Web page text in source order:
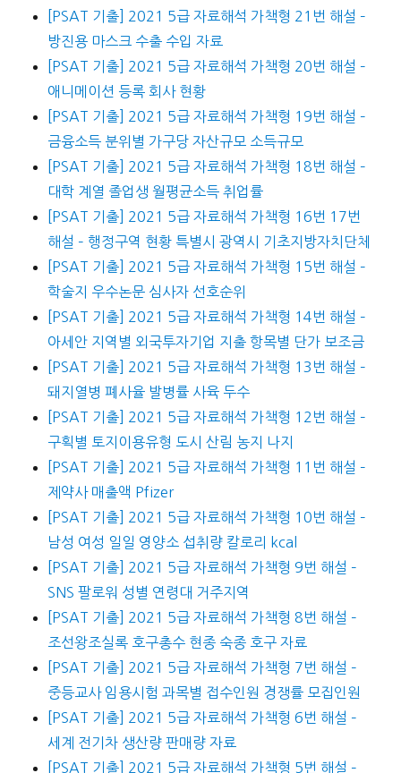
[PSAT 기출] 2021 5급 자료해석 가책형 21번 해설 –
방진용 마스크 수출 수입 자료
[PSAT 기출] 2021 5급 자료해석 가책형 20번 해설 –
애니메이션 등록 회사 현황
[PSAT 기출] 2021 5급 자료해석 가책형 19번 해설 –
금융소득 분위별 가구당 자산규모 소득규모
[PSAT 기출] 2021 5급 자료해석 가책형 18번 해설 –
대학 계열 졸업생 월평균소득 취업률
[PSAT 기출] 2021 5급 자료해석 가책형 16번 17번
해설 – 행정구역 현황 특별시 광역시 기초지방자치단체
[PSAT 기출] 2021 5급 자료해석 가책형 15번 해설 –
학술지 우수논문 심사자 선호순위
[PSAT 기출] 2021 5급 자료해석 가책형 14번 해설 –
아세안 지역별 외국투자기업 지출 항목별 단가 보조금
[PSAT 기출] 2021 5급 자료해석 가책형 13번 해설 –
돼지열병 폐사율 발병률 사육 두수
[PSAT 기출] 2021 5급 자료해석 가책형 12번 해설 –
구획별 토지이용유형 도시 산림 농지 나지
[PSAT 기출] 2021 5급 자료해석 가책형 11번 해설 –
제약사 매출액 Pfizer
[PSAT 기출] 2021 5급 자료해석 가책형 10번 해설 –
남성 여성 일일 영양소 섭취량 칼로리 kcal
[PSAT 기출] 2021 5급 자료해석 가책형 9번 해설 –
SNS 팔로워 성별 연령대 거주지역
[PSAT 기출] 2021 5급 자료해석 가책형 8번 해설 –
조선왕조실록 호구총수 현종 숙종 호구 자료
[PSAT 기출] 2021 5급 자료해석 가책형 7번 해설 –
중등교사 임용시험 과목별 접수인원 경쟁률 모집인원
[PSAT 기출] 2021 5급 자료해석 가책형 6번 해설 –
세계 전기차 생산량 판매량 자료
[PSAT 기출] 2021 5급 자료해석 가책형 5번 해설 –